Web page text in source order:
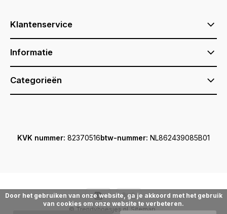
Klantenservice
Informatie
Categorieën
KVK nummer: 82370516btw-nummer: NL862439085B01
© Trendyhoesjes.nl Sitemap
Door het gebruiken van onze website, ga je akkoord met het gebruik
van cookies om onze website te verbeteren.